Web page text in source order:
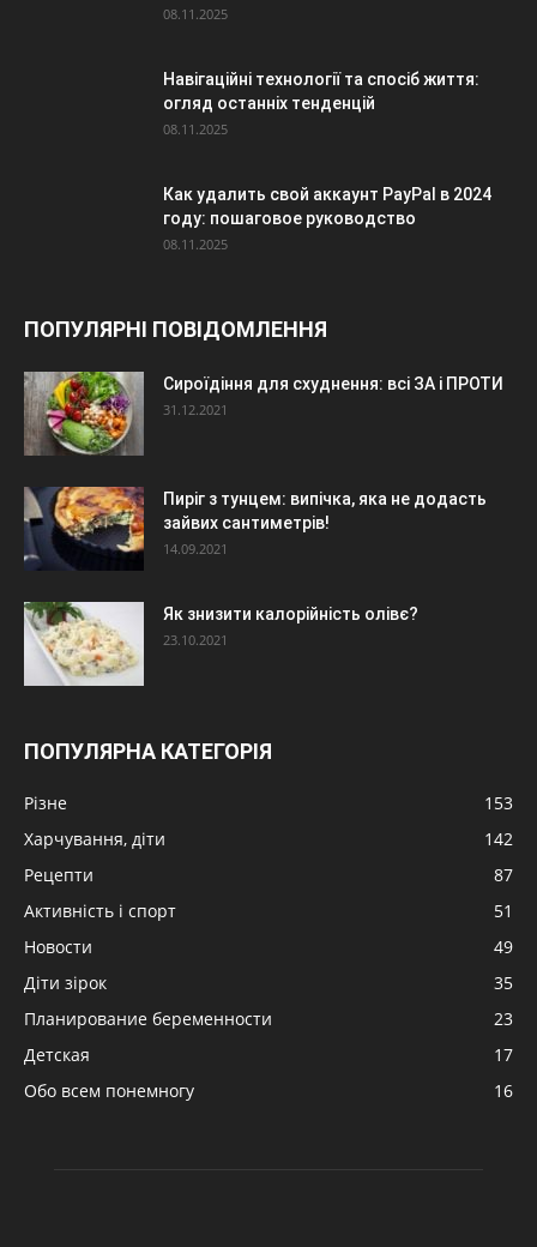
08.11.2025
Навігаційні технології та спосіб життя:
огляд останніх тенденцій
08.11.2025
Как удалить свой аккаунт PayPal в 2024
году: пошаговое руководство
08.11.2025
ПОПУЛЯРНІ ПОВІДОМЛЕННЯ
Сироїдіння для схуднення: всі ЗА і ПРОТИ
31.12.2021
Пиріг з тунцем: випічка, яка не додасть
зайвих сантиметрів!
14.09.2021
Як знизити калорійність олівє?
23.10.2021
ПОПУЛЯРНА КАТЕГОРІЯ
Різне
153
Харчування, діти
142
Рецепти
87
Активність і спорт
51
Новости
49
Діти зірок
35
Планирование беременности
23
Детская
17
Обо всем понемногу
16